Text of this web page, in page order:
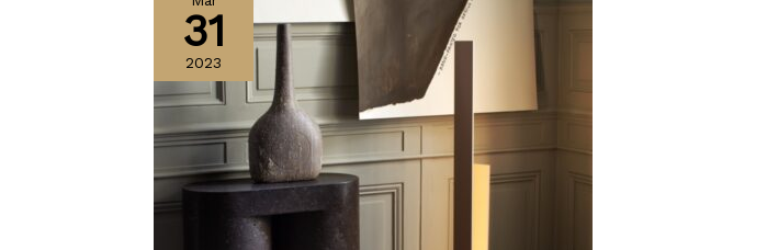
31
2023